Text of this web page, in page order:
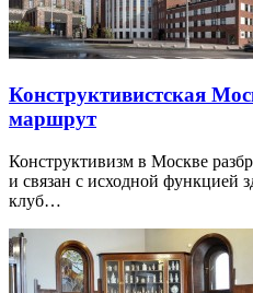
Конструктивистская
маршрут
Конструктивизм в Москве
и связан с исходной функцией
клуб…